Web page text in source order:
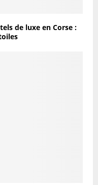
de luxe en Corse :